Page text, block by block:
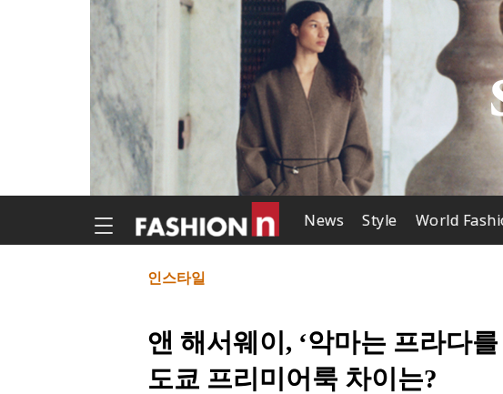
News Style World
인스타일
앤 해서웨이, ‘악마는 프라다
도쿄 프리미어룩 차이는?